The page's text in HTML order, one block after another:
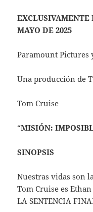
EXCLUSIVAMENTE
MAYO DE 2025
Paramount Pictures
Una producción de
Tom Cruise
“MISIÓN:
SINOPSIS
Nuestras vidas son
Tom Cruise es
LA SENTENCIA